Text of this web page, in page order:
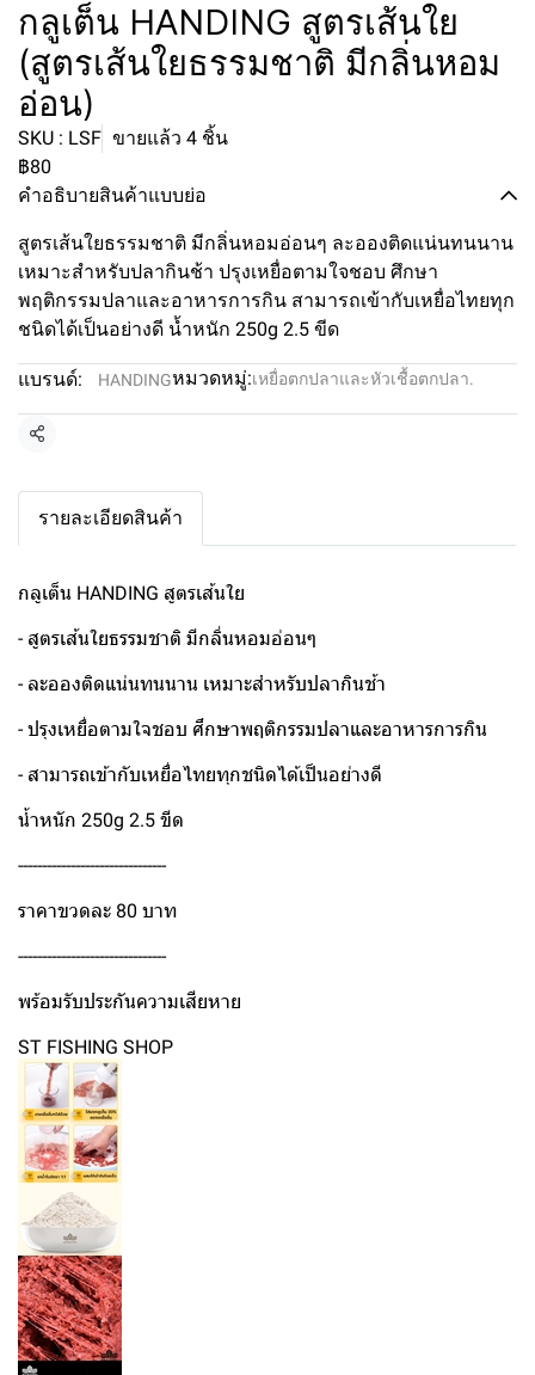
กลูเต็น HANDING สูตรเส้นใย
(สูตรเส้นใยธรรมชาติ มีกลิ่นหอม
อ่อน)
SKU : LSF ขายแล้ว 4 ชิ้น
฿80
คำอธิบายสินค้าแบบย่อ
สูตรเส้นใยธรรมชาติ มีกลิ่นหอมอ่อนๆ ละอองติดแน่นทนนาน
เหมาะสำหรับปลากินช้า ปรุงเหยื่อตามใจชอบ ศึกษา
พฤติกรรมปลาและอาหารการกิน สามารถเข้ากับเหยื่อไทยทุก
ชนิดได้เป็นอย่างดี น้ำหนัก 250g 2.5 ขีด
แบรนด์: HANDINGหมวดหมู่:เหยื่อตกปลาและหัวเชื้อตกปลา.
แชร์
รายละเอียดสินค้า
กลูเต็น HANDING สูตรเส้นใย
- สูตรเส้นใยธรรมชาติ มีกลิ่นหอมอ่อนๆ
- ละอองติดแน่นทนนาน เหมาะสำหรับปลากินช้า
- ปรุงเหยื่อตามใจชอบ ศึกษาพฤติกรรมปลาและอาหารการกิน
- สามารถเข้ากับเหยื่อไทยทุกชนิดได้เป็นอย่างดี
น้ำหนัก 250g 2.5 ขีด
-------------------------------
ราคาขวดละ 80 บาท
-------------------------------
พร้อมรับประกันความเสียหาย
ST FISHING SHOP